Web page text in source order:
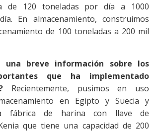
de 120 toneladas por día a 1000
En almacenamiento, construimos
de 100 toneladas a 200 mil
una breve información sobre los
que ha implementado
Recientemente, pusimos en uso
en Egipto y Suecia y
fábrica de harina con llave de
que tiene una capacidad de 200